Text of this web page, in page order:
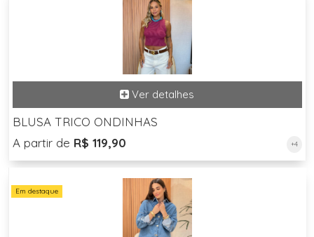
BLUSA TRICO ONDINHAS
A partir de R$ 119,90 +4
Em destaque